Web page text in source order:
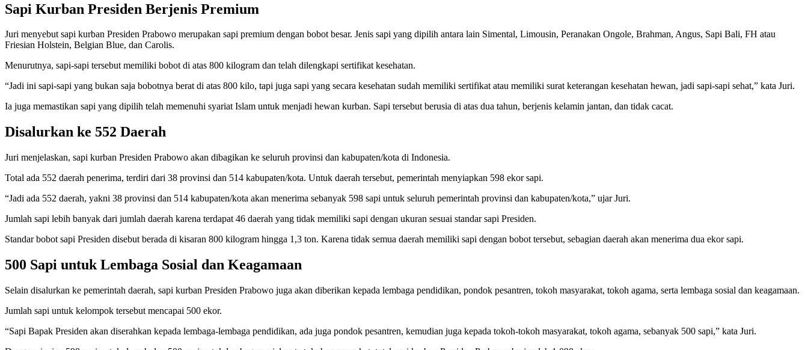
Sapi Kurban Presiden Berjenis Premium
Juri menyebut sapi kurban Presiden Prabowo merupakan sapi premium dengan bobot besar. Jenis sapi yang dipilih antara lain Simental, Limousin, Peranakan Ongole, Brahman, Angus, Sapi Bali, FH atau
Friesian Holstein, Belgian Blue, dan Carolis.
Menurutnya, sapi-sapi tersebut memiliki bobot di atas 800 kilogram dan telah dilengkapi sertifikat kesehatan.
“Jadi ini sapi-sapi yang bukan saja bobotnya berat di atas 800 kilo, tapi juga sapi yang secara kesehatan sudah memiliki sertifikat atau memiliki surat keterangan kesehatan hewan, jadi sapi-sapi sehat,” kata Juri.
Ia juga memastikan sapi yang dipilih telah memenuhi syariat Islam untuk menjadi hewan kurban. Sapi tersebut berusia di atas dua tahun, berjenis kelamin jantan, dan tidak cacat.
Disalurkan ke 552 Daerah
Juri menjelaskan, sapi kurban Presiden Prabowo akan dibagikan ke seluruh provinsi dan kabupaten/kota di Indonesia.
Total ada 552 daerah penerima, terdiri dari 38 provinsi dan 514 kabupaten/kota. Untuk daerah tersebut, pemerintah menyiapkan 598 ekor sapi.
“Jadi ada 552 daerah, yakni 38 provinsi dan 514 kabupaten/kota akan menerima sebanyak 598 sapi untuk seluruh pemerintah provinsi dan kabupaten/kota,” ujar Juri.
Jumlah sapi lebih banyak dari jumlah daerah karena terdapat 46 daerah yang tidak memiliki sapi dengan ukuran sesuai standar sapi Presiden.
Standar bobot sapi Presiden disebut berada di kisaran 800 kilogram hingga 1,3 ton. Karena tidak semua daerah memiliki sapi dengan bobot tersebut, sebagian daerah akan menerima dua ekor sapi.
500 Sapi untuk Lembaga Sosial dan Keagamaan
Selain disalurkan ke pemerintah daerah, sapi kurban Presiden Prabowo juga akan diberikan kepada lembaga pendidikan, pondok pesantren, tokoh masyarakat, tokoh agama, serta lembaga sosial dan keagamaan.
Jumlah sapi untuk kelompok tersebut mencapai 500 ekor.
“Sapi Bapak Presiden akan diserahkan kepada lembaga-lembaga pendidikan, ada juga pondok pesantren, kemudian juga kepada tokoh-tokoh masyarakat, tokoh agama, sebanyak 500 sapi,” kata Juri.